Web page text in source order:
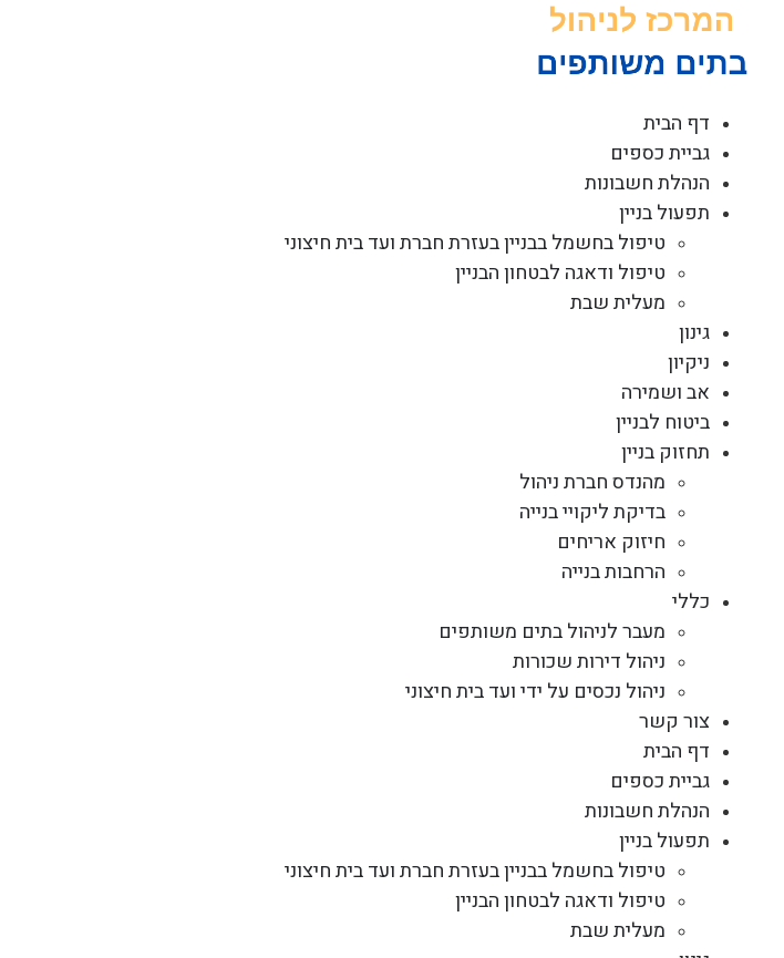
דף הבית
גביית כספים
הנהלת חשבונות
תפעול בניין
טיפול בחשמל בבניין בעזרת חברת ועד בית חיצוני
טיפול ודאגה לבטחון הבניין
מעלית שבת
גינון
ניקיון
אב ושמירה
ביטוח לבניין
תחזוק בניין
מהנדס חברת ניהול
בדיקת ליקויי בנייה
חיזוק אריחים
הרחבות בנייה
כללי
מעבר לניהול בתים משותפים
ניהול דירות שכורות
ניהול נכסים על ידי ועד בית חיצוני
צור קשר
דף הבית
גביית כספים
הנהלת חשבונות
תפעול בניין
טיפול בחשמל בבניין בעזרת חברת ועד בית חיצוני
טיפול ודאגה לבטחון הבניין
מעלית שבת